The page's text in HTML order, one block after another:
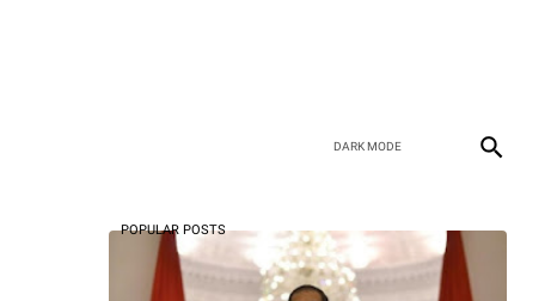
POPULAR POSTS